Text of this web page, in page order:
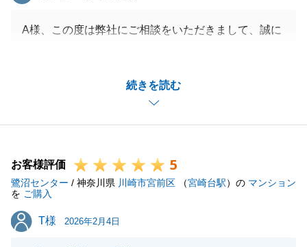
続きを読む
A様、この度は弊社にご相談をいただきまして、誠に
今後ともお力になれることがございましたら、是非ご
この度は誠にありがとうございます。
閉じる
お客様評価 5
鷺沼センター / 神奈川県 川崎市宮前区 （宮崎台駅）の マンション
を ご購入
T様
T様 2026年2月4日